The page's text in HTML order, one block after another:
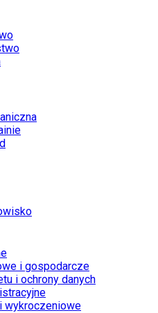
i gospodarcze
i ochrony danych
wykroczeniowe